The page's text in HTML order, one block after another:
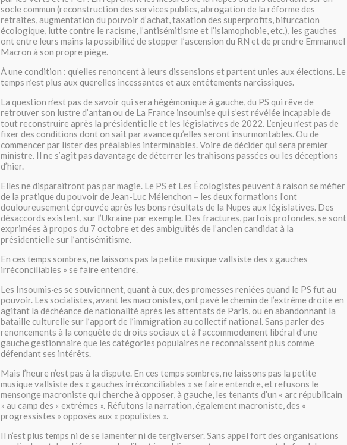
socle commun (reconstruction des services publics, abrogation de la réforme des
retraites, augmentation du pouvoir d’achat, taxation des superprofits, bifurcation
écologique, lutte contre le racisme, l’antisémitisme et l’islamophobie, etc.), les gauches
ont entre leurs mains la possibilité de stopper l’ascension du RN et de prendre Emmanuel
Macron à son propre piège.
À une condition : qu’elles renoncent à leurs dissensions et partent unies aux élections. Le
temps n’est plus aux querelles incessantes et aux entêtements narcissiques.
La question n’est pas de savoir qui sera hégémonique à gauche, du PS qui rêve de
retrouver son lustre d’antan ou de La France insoumise qui s’est révélée incapable de
tout reconstruire après la présidentielle et les législatives de 2022. L’enjeu n’est pas de
fixer des conditions dont on sait par avance qu’elles seront insurmontables. Ou de
commencer par lister des préalables interminables. Voire de décider qui sera premier
ministre. Il ne s’agit pas davantage de déterrer les trahisons passées ou les déceptions
d’hier.
Elles ne disparaîtront pas par magie. Le PS et Les Écologistes peuvent à raison se méfier
de la pratique du pouvoir de Jean-Luc Mélenchon – les deux formations l’ont
douloureusement éprouvée après les bons résultats de la Nupes aux législatives. Des
désaccords existent, sur l’Ukraine par exemple. Des fractures, parfois profondes, se sont
exprimées à propos du 7 octobre et des ambiguïtés de l’ancien candidat à la
présidentielle sur l’antisémitisme.
En ces temps sombres, ne laissons pas la petite musique vallsiste des « gauches
irréconciliables » se faire entendre.
Les Insoumis·es se souviennent, quant à eux, des promesses reniées quand le PS fut au
pouvoir. Les socialistes, avant les macronistes, ont pavé le chemin de l’extrême droite en
agitant la déchéance de nationalité après les attentats de Paris, ou en abandonnant la
bataille culturelle sur l’apport de l’immigration au collectif national. Sans parler des
renoncements à la conquête de droits sociaux et à l’accommodement libéral d’une
gauche gestionnaire que les catégories populaires ne reconnaissent plus comme
défendant ses intérêts.
Mais l’heure n’est pas à la dispute. En ces temps sombres, ne laissons pas la petite
musique vallsiste des « gauches irréconciliables » se faire entendre, et refusons le
mensonge macroniste qui cherche à opposer, à gauche, les tenants d’un « arc républicain
» au camp des « extrêmes ». Réfutons la narration, également macroniste, des «
progressistes » opposés aux « populistes ».
Il n’est plus temps ni de se lamenter ni de tergiverser. Sans appel fort des organisations